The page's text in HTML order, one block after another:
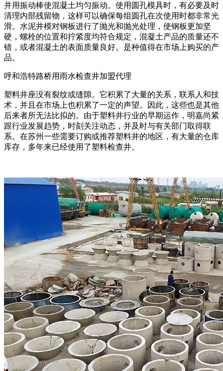
并用振动棒使混凝土均匀振动。使用圆孔模具时，有必要及时
清理内部残留物，这样可以确保每组圆孔在次使用时都非常光
滑。水泥井模对钢板进行了抛光和抛光处理，使钢板更加坚
硬，螺栓的位置和拧紧度均符合规定，混凝土产品的质量还不
错，或者混凝土的表面质量良好。是种值得在市场上购买的产
品。
呼和浩特路桥用雨水检查井加盟代理
塑料井座没有裂纹或缝隙。它积累了大量的关系，联系人和技
术，并且在市场上也积累了一定的声望。因此，这些也是其他
后来者所无法比拟的。由于塑料井行业的早期运作，明嘉尚紧
跟行业发展趋势，时刻关注动态，并及时与有关部门取得联
系。在苏州一些需要订购或推荐塑料井的地区，有大量的仓库
库存，多年来已经使用了塑料检查井。